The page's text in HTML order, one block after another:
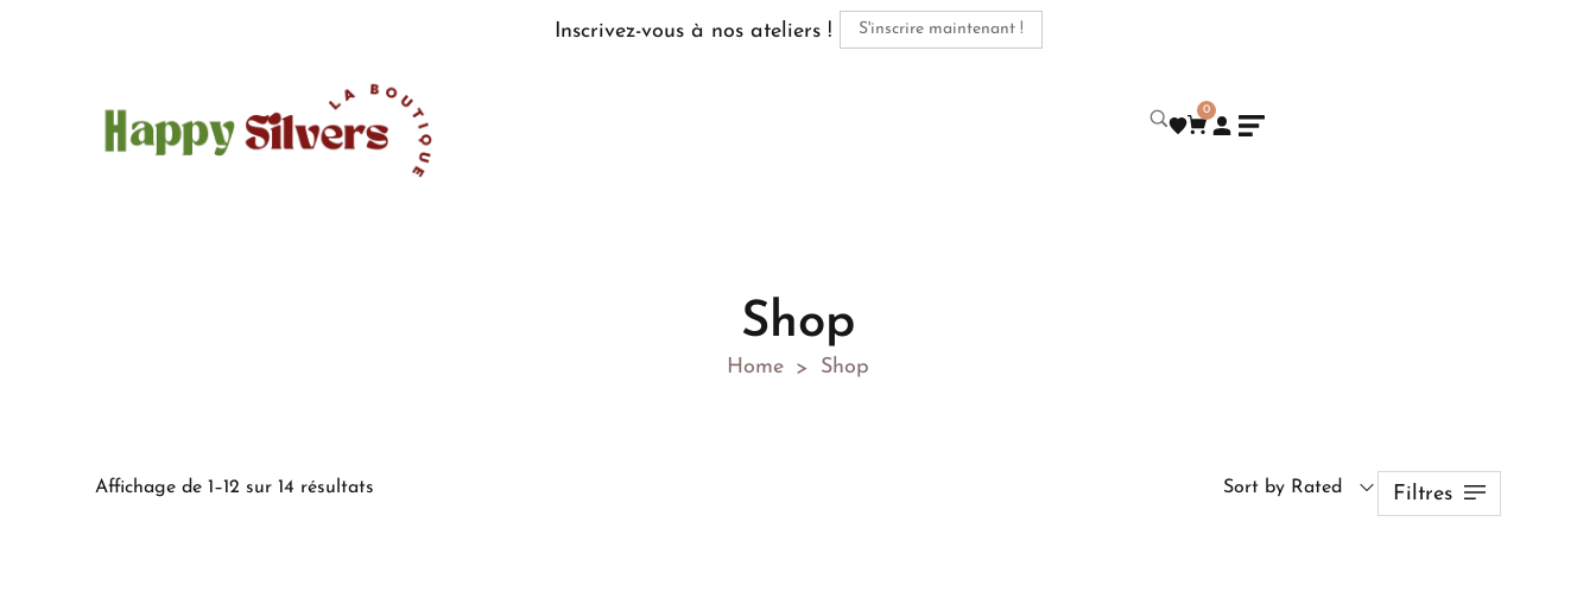
Inscrivez-vous à nos ateliers ! S'inscrire maintenant !
0
Shop
Home > Shop
Affichage de 1–12 sur 14 résultats Sort by Rated Filtres